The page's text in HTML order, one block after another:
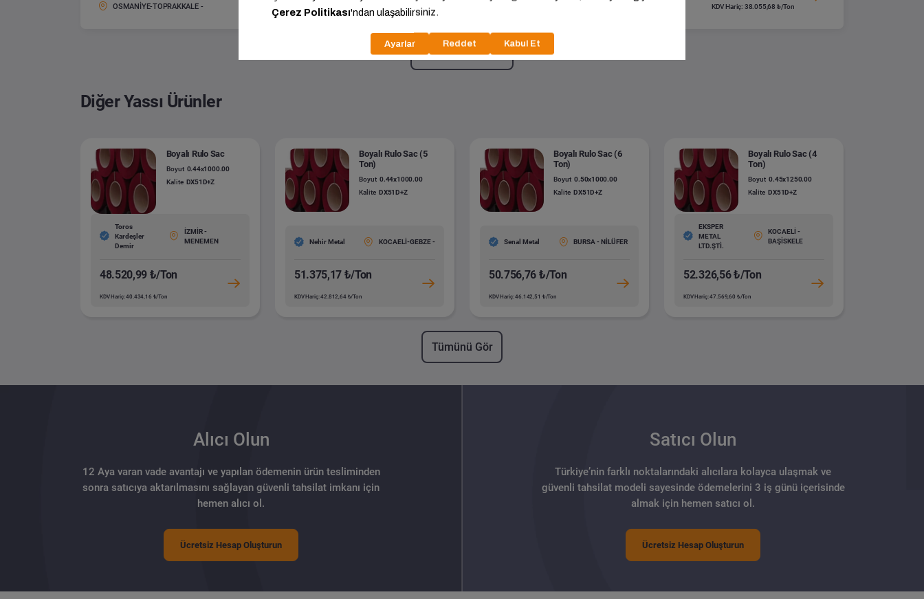
OSMANİYE-TOPRAKKALE - 1.50x1000.00x2000.00 Kalite: KDV Hariç: 38.055,68 ₺/Ton
Daha fazla göster
Diğer Yassı Ürünler
Boyalı Rulo Sac
Boyut 0.44x1000.00
Kalite DX51D+Z
Toros
Kardeşler
Demir
İZMİR -
MENEMEN
48.520,99 ₺/Ton
KDV Hariç: 40.434,16 ₺/Ton
Boyalı Rulo Sac (5
Ton)
Boyut 0.44x1000.00
Kalite DX51D+Z
Nehir Metal KOCAELİ-GEBZE -
51.375,17 ₺/Ton
KDV Hariç: 42.812,64 ₺/Ton
Boyalı Rulo Sac (6
Ton)
Boyut 0.50x1000.00
Kalite DX51D+Z
Senal Metal BURSA - NİLÜFER
50.756,76 ₺/Ton
KDV Hariç: 46.142,51 ₺/Ton
Boyalı Rulo Sac (4
Ton)
Boyut 0.45x1250.00
Kalite DX51D+Z
EKSPER
METAL
LTD.ŞTİ.
KOCAELİ -
BAŞİSKELE
52.326,56 ₺/Ton
KDV Hariç: 47.569,60 ₺/Ton
Tümünü Gör
Alıcı Olun
12 Aya varan vade avantajı ve yapılan ödemenin ürün tesliminden
sonra satıcıya aktarılmasını sağlayan güvenli tahsilat imkanı için
hemen alıcı ol.
Ücretsiz Hesap Oluşturun
Satıcı Olun
Türkiye’nin farklı noktalarındaki alıcılara kolayca ulaşmak ve
güvenli tahsilat modeli sayesinde ödemelerini 3 iş günü içerisinde
almak için hemen satıcı ol.
Ücretsiz Hesap Oluşturun